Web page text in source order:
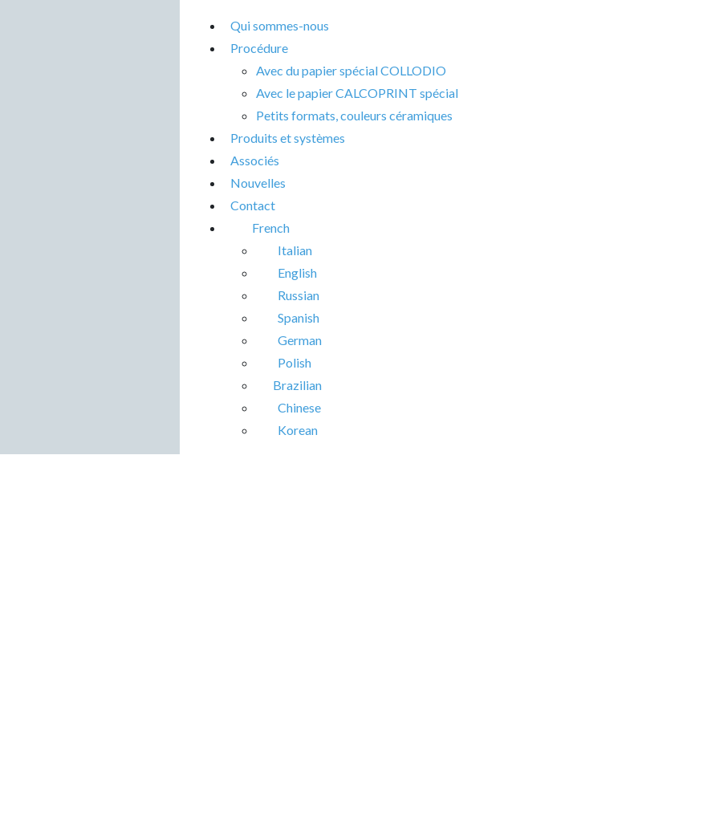
Qui sommes-nous
Procédure
Avec du papier spécial COLLODIO
Avec le papier CALCOPRINT spécial
Petits formats, couleurs céramiques
Produits et systèmes
Associés
Nouvelles
Contact
French
Italian
English
Russian
Spanish
German
Polish
Brazilian
Chinese
Korean